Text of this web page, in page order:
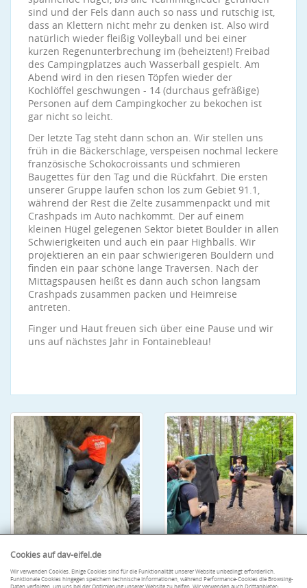
sind und der Fels dann auch so nass und rutschig ist,
dass an Klettern nicht mehr zu denken ist. Also wird
natürlich wieder fleißig Volleyball und bei einer
kurzen Regenunterbrechung im (beheizten!) Freibad
des Campingplatzes auch Wasserball gespielt. Am
Abend wird in den riesen Töpfen wieder der
Kochlöffel geschwungen - 14 (durchaus gefräßige)
Personen auf dem Campingkocher zu bekochen ist
gar nicht so leicht.
Der letzte Tag steht dann schon an. Wir stellen uns
früh in die Bäckerschlage, verspeisen nochmal leckere
französische Schokocroissants und schmieren
Baugettes für den Tag und die Rückfahrt. Die ersten
unserer Gruppe laufen schon los zum Gebiet 91.1,
während der Rest die Zelte zusammenpackt und mit
Crashpads im Auto nachkommt. Der auf einem
kleinen Hügel gelegenen Sektor bietet Boulder in allen
Schwierigkeiten und auch ein paar Highballs. Wir
projektieren an ein paar schwierigeren Bouldern und
finden ein paar schöne lange Traversen. Nach der
Mittagspausen heißt es dann auch schon langsam
Crashpads zusammen packen und Heimreise
antreten.
Finger und Haut freuen sich über eine Pause und wir
uns auf nächstes Jahr in Fontainebleau!
Cookies auf dav-eifel.de
Wir verwenden Cookies. Einige Cookies sind für die Funktionalität unserer Website unbedingt erforderlich.
Funktionale Cookies hingegen speichern technische Informationen, während Performance-Cookies die Browsing-
Daten verfolgen, um uns bei der Optimierung unserer Website zu helfen. Wir verwenden auch Drittanbieter-